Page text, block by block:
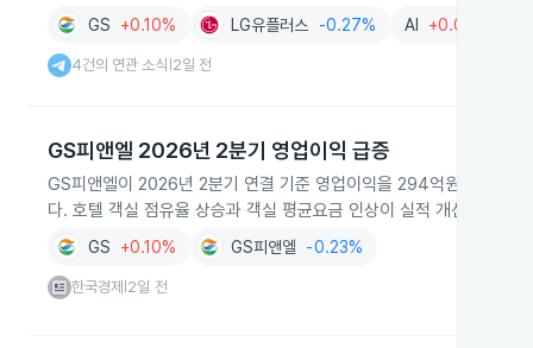
GS +0.10% LG유플러스 -0.27% AI +0.01%
4건의 연관 소식 2일 전
GS피앤엘 2026년 2분기 영업이익 급증
GS피앤엘이 2026년 2분기 연결 기준 영업이익을 294억원으로 발
다. 호텔 객실 점유율 상승과 객실 평균요금 인상이 실적 개선을 이끌
GS +0.10% GS피앤엘 -0.23%
한국경제 2일 전